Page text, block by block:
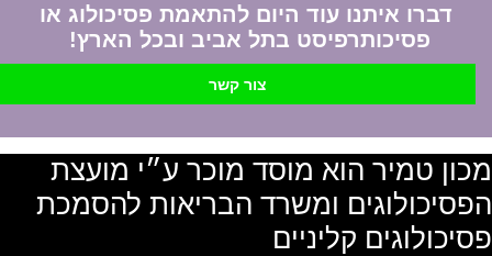
דברו איתנו עוד היום להתאמת פסיכולוג או
פסיכותרפיסט בתל אביב ובכל הארץ!
צור קשר
מכון טמיר הוא מוסד מוכר ע״י מועצת
הפסיכולוגים ומשרד הבריאות להסמכת
פסיכולוגים קליניים